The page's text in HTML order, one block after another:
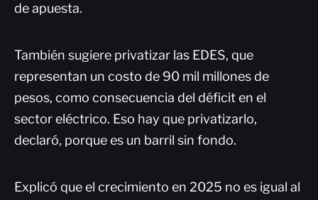
de apuesta.
También sugiere privatizar las EDES, que
representan un costo de 90 mil millones de
pesos, como consecuencia del déficit en el
sector eléctrico. Eso hay que privatizarlo,
declaró, porque es un barril sin fondo.
Explicó que el crecimiento en 2025 no es igual al